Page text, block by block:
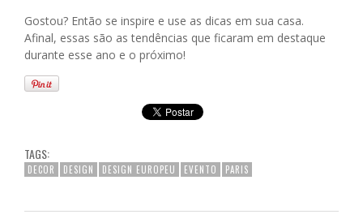
Gostou? Então se inspire e use as dicas em sua casa.
Afinal, essas são as tendências que ficaram em destaque
durante esse ano e o próximo!
TAGS:
DECOR DESIGN DESIGN EUROPEU EVENTO PARIS